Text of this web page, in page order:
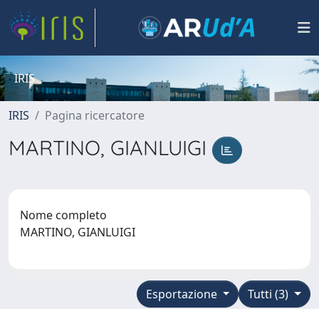
IRIS
IRIS Pagina ricercatore
MARTINO, GIANLUIGI
Nome completo
MARTINO, GIANLUIGI
Tutti (3)
Esportazione